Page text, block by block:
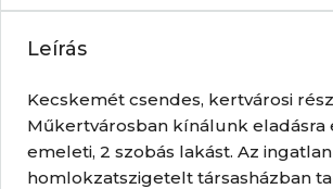
Leírás
Kecskemét csendes, kertvárosi
Műkertvárosban kínálunk eladásra
emeleti, 2 szobás lakást. Az
homlokzatszigetelt társasházban